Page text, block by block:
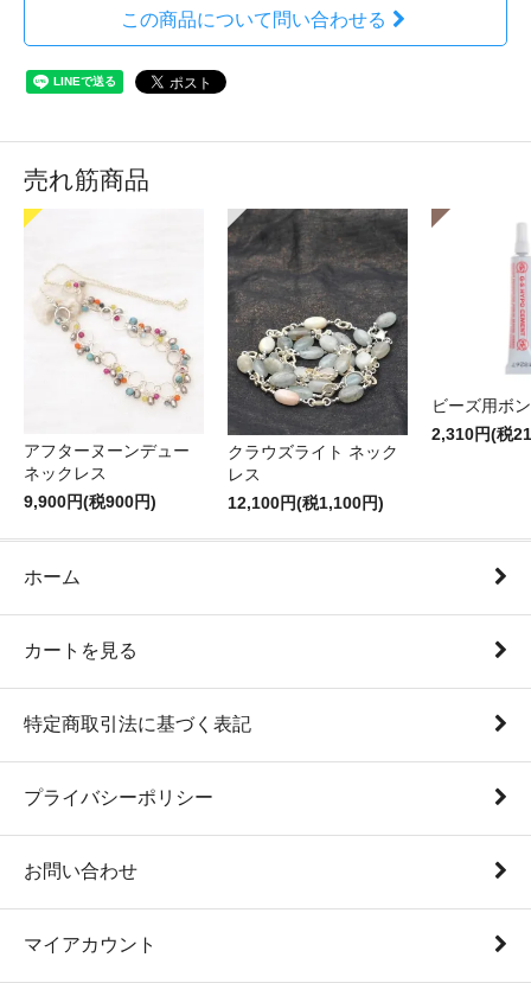
この商品について問い合わせる
売れ筋商品
アフターヌーンデュー
ネックレス
9,900円(税900円)
クラウズライト ネック
レス
12,100円(税1,100円)
ビーズ用ボ
2,310円(税
ホーム
カートを見る
特定商取引法に基づく表記
プライバシーポリシー
お問い合わせ
マイアカウント